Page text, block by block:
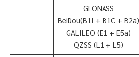
GLONASS
BeiDou(B1I + B1C + B2a)
GALILEO (E1 + E5a)
QZSS (L1 + L5)